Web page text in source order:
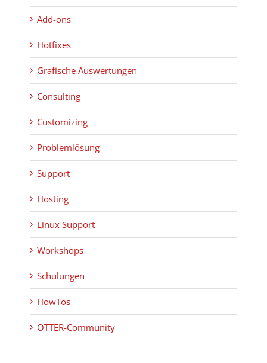
Add-ons
Hotfixes
Grafische Auswertungen
Consulting
Customizing
Problemlösung
Support
Hosting
Linux Support
Workshops
Schulungen
HowTos
OTTER-Community